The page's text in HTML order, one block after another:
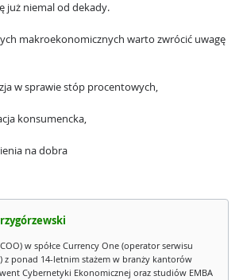
już niemal od dekady.
makroekonomicznych warto zwrócić uwagę
w sprawie stóp procentowych,
konsumencka,
na dobra
w spółce Currency One (operator serwisu
z ponad 14-letnim stażem w branży kantorów
Cybernetyki Ekonomicznej oraz studiów EMBA